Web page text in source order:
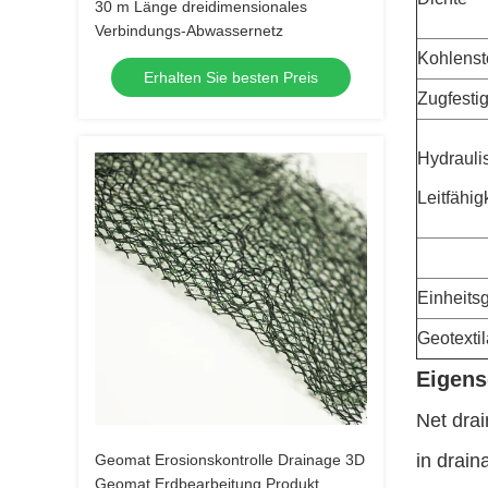
30 m Länge dreidimensionales
Verbindungs-Abwassernetz
Erhalten Sie besten Preis
Geomat Erosionskontrolle Drainage 3D
Geomat Erdbearbeitung Produkt
Net
in